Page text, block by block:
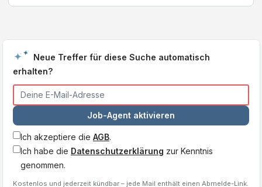
Neue Treffer für diese Suche automatisch
erhalten?
Job-Agent aktivieren
Ich akzeptiere die AGB.
Ich habe die Datenschutzerklärung zur Kenntnis
genommen.
Kostenlos und jederzeit kündbar – jede Mail enthält einen Abmelde-Link.